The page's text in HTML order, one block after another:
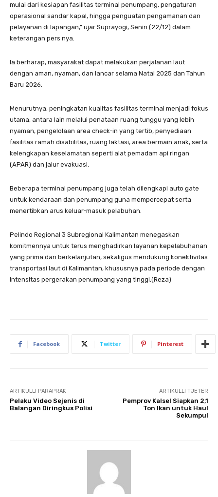
mulai dari kesiapan fasilitas terminal penumpang, pengaturan
operasional sandar kapal, hingga penguatan pengamanan dan
pelayanan di lapangan,” ujar Suprayogi, Senin (22/12) dalam
keterangan pers nya.
Ia berharap, masyarakat dapat melakukan perjalanan laut
dengan aman, nyaman, dan lancar selama Natal 2025 dan Tahun
Baru 2026.
Menurutnya, peningkatan kualitas fasilitas terminal menjadi fokus
utama, antara lain melalui penataan ruang tunggu yang lebih
nyaman, pengelolaan area check-in yang tertib, penyediaan
fasilitas ramah disabilitas, ruang laktasi, area bermain anak, serta
kelengkapan keselamatan seperti alat pemadam api ringan
(APAR) dan jalur evakuasi.
Beberapa terminal penumpang juga telah dilengkapi auto gate
untuk kendaraan dan penumpang guna mempercepat serta
menertibkan arus keluar-masuk pelabuhan.
Pelindo Regional 3 Subregional Kalimantan menegaskan
komitmennya untuk terus menghadirkan layanan kepelabuhanan
yang prima dan berkelanjutan, sekaligus mendukung konektivitas
transportasi laut di Kalimantan, khususnya pada periode dengan
intensitas pergerakan penumpang yang tinggi.(Reza)
Facebook Twitter Pinterest
ARTIKULLI PARAPRAK
Pelaku Video Sejenis di
Balangan Diringkus Polisi
ARTIKULLI TJETËR
Pemprov Kalsel Siapkan 2,1
Ton Ikan untuk Haul
Sekumpul